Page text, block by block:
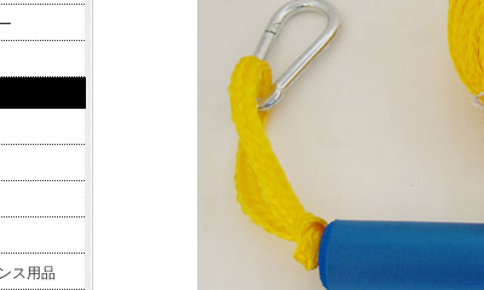
ス用品